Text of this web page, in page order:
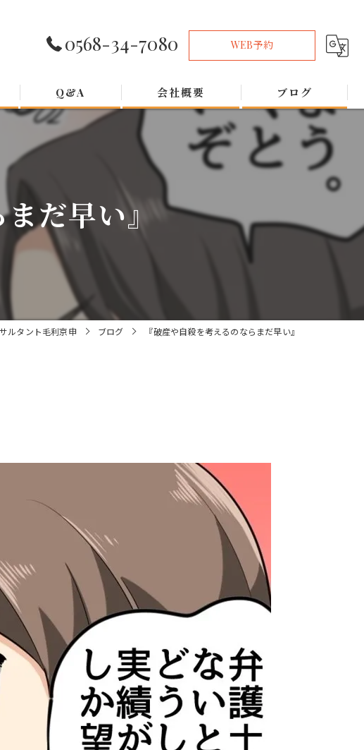
0568-34-7080 WEB予約
Q&A 会社概要 ブログ
まだ早い』
ルタント毛利京申 ブログ 『破産や自殺を考えるのならまだ早い』